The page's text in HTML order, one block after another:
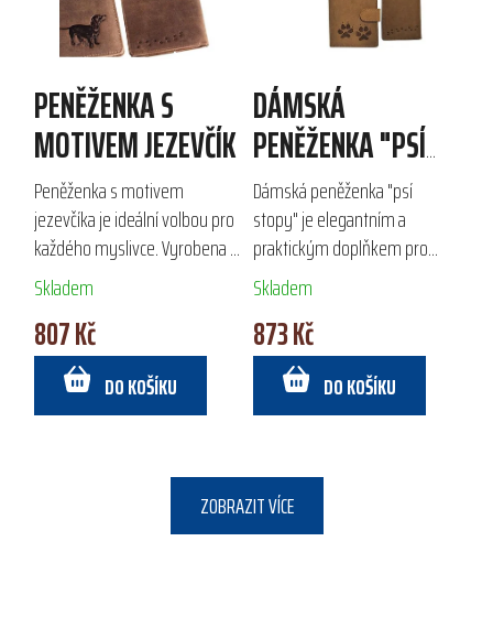
PENĚŽENKA S
MOTIVEM JEZEVČÍK
Peněženka s motivem
jezevčíka je ideální volbou pro
každého myslivce. Vyrobena z
kvalitní broušené hovězí kůže,
nabízí prostorné přihrádky na
bankovky a karty, což
zaručuje...
Skladem
807 Kč
DO KOŠÍKU
DÁMSKÁ
PENĚŽENKA "PSÍ
STOPY"
Dámská peněženka "psí
stopy" je elegantním a
praktickým doplňkem pro
všechny milovníky psů.
Vyrobena z kvalitní broušené
hovězí kůže, nabízí přehledné
uspořádání s 2 velkými...
Skladem
873 Kč
DO KOŠÍKU
ZOBRAZIT VÍCE